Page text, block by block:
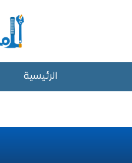
الرئيسية